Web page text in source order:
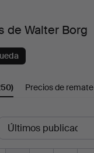
de Walter Borg
Precios de remate